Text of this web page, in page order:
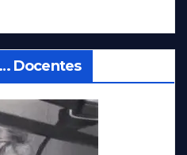
Docentes